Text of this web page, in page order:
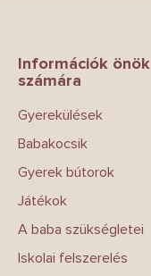
Információk önök
számára
Gyerekülések
Babakocsik
Gyerek bútorok
Játékok
A baba szükségletei
Iskolai felszerelés